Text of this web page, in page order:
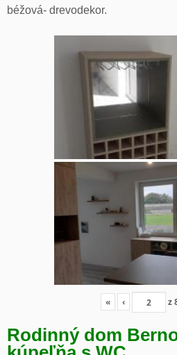
béžová- drevodekor.
« ‹ z
Rodinný dom